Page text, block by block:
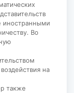
иностранными
Во
на
также